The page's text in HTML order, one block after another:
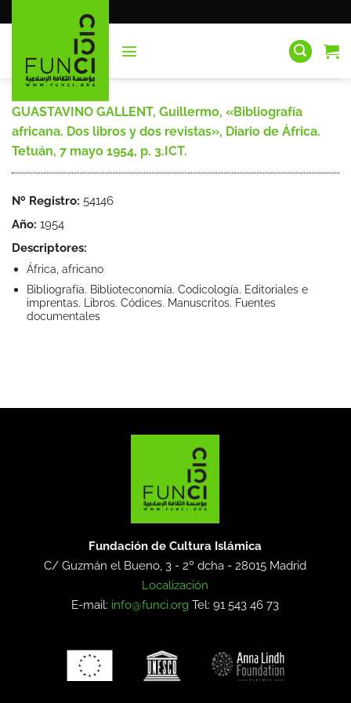
al
GUASTAVINO GALLENT, Guillermo, «Bibliografía
africana. Dos libros y dos revistas», Diario de África.
Tetuán, 7 mayo 1954, p. 3.ICT.
Nº Registro: 54146
Año: 1954
Descriptores:
África, africano
Bibliografía. Biblioteconomía. Codicología. Editoriales e
imprentas. Libros. Códices. Manuscritos. Fuentes
documentales
Fundación de Cultura Islámica
C/ Guzmán el Bueno, 3 - 2º dcha -28015 Madrid
Localización
E-mail: info@funci.org Tel: 91 543 46 73